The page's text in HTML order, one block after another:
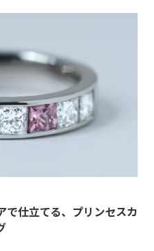
で仕立てる、プリンセスカ